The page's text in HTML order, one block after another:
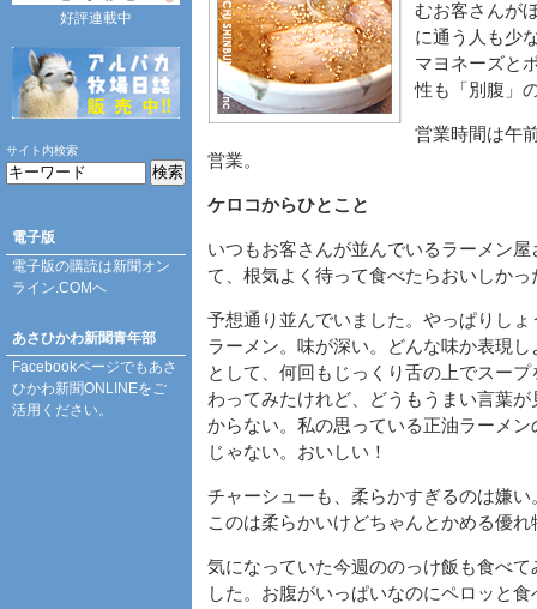
むお客さんが
に通う人も少
マヨネーズと
性も「別腹」
営業時間は午
営業。
ケロコからひとこと
いつもお客さんが並んでいるラーメン
て、根気よく待って食べたらおいしか
予想通り並んでいました。やっぱりしょ
ラーメン。味が深い。どんな味か表現し
として、何回もじっくり舌の上でスープ
わってみたけれど、どうもうまい言葉が
からない。私の思っている正油ラーメン
じゃない。おいしい！
チャーシューも、柔らかすぎるのは嫌い
このは柔らかいけどちゃんとかめる優れ
気になっていた今週ののっけ飯も食べて
した。お腹がいっぱいなのにペロッと食
好評連載中
サイト内検索
電子版
電子版の購読は新聞オン
ライン.COMへ
あさひかわ新聞青年部
Facebookページでもあさ
ひかわ新聞ONLINEをご
活用ください。